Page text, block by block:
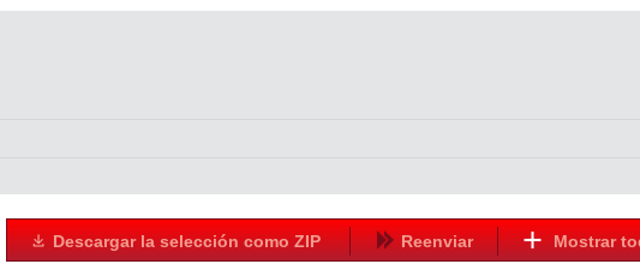
Descargar la selección como ZIP Reenviar Mostrar